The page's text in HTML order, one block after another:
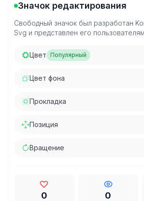
Значок редактирования
Свободный значок был разработан
Svg и представлен его пользователям
Цвет Популярный
Цвет фона
Прокладка
Позиция
Вращение
0 0